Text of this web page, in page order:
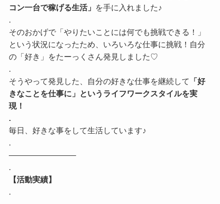
コン一台で稼げる生活」
を手に入れました♪
.
そのおかげで「やりたいことには何でも挑戦できる！」
という状況になったため、いろいろな仕事に挑戦！自分
の「好き」をたーっくさん発見しました♡
.
そうやって発見した、自分の好きな仕事を継続して
「好
きなことを仕事に」というライフワークスタイルを実
現！
.
毎日、好きな事をして生活しています♪
.
————————–
.
【活動実績】
.